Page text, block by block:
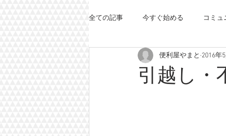
全ての記事 今すぐ始める コミュ
引越し・
便利屋やまと 2016年